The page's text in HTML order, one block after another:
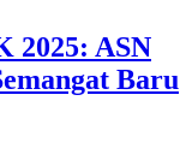
2025: ASN
Baru